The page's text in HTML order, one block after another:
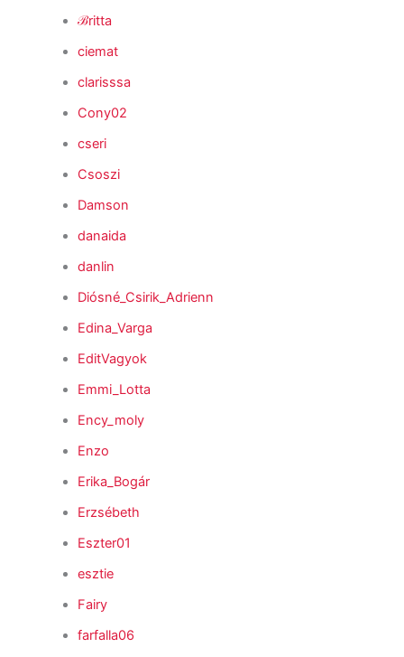
ℬritta
ciemat
clarisssa
Cony02
cseri
Csoszi
Damson
danaida
danlin
Diósné_Csirik_Adrienn
Edina_Varga
EditVagyok
Emmi_Lotta
Ency_moly
Enzo
Erika_Bogár
Erzsébeth
Eszter01
esztie
Fairy
farfalla06